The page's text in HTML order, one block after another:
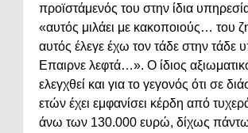
προϊστάμενός του στην ίδια
«αυτός μιλάει με κακοποιούς… του
αυτός έλεγε έχω τον τάδε στην τάδε
Επαιρνε λεφτά…». Ο ίδιος
ελεγχθεί και για το γεγονός ότι σε
ετών έχει εμφανίσει κέρδη από
άνω των 130.000 ευρώ, δίχως